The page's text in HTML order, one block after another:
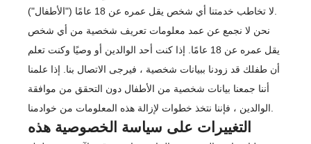
نحن لا نجمع عن عمد معلومات تعريف شخصية من أي شخص
يقل عمره عن 18 عامًا. إذا كنت أحد الوالدين أو وصيًا وكنت تعلم
أن طفلك قد زودنا ببيانات شخصية ، فيرجى الاتصال بنا. إذا علمنا
أننا جمعنا بيانات شخصية من الأطفال دون التحقق من موافقة
التغييرات على سياسة الخصوصية هذه